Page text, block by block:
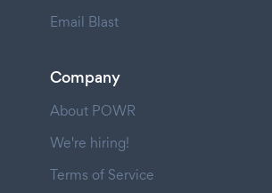
Email Blast
Company
About POWR
We're hiring!
Terms of Service